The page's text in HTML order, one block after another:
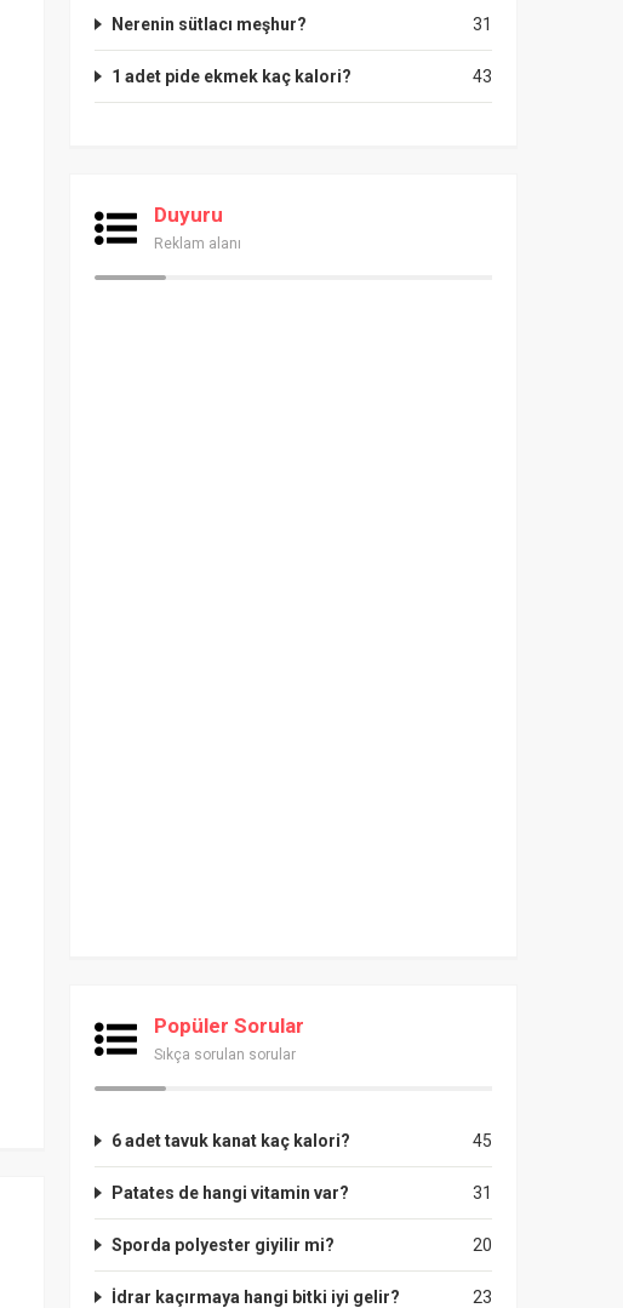
31
Nerenin sütlacı meşhur?
43
1 adet pide ekmek kaç kalori?
Duyuru
Reklam alanı
Popüler Sorular
Sıkça sorulan sorular
45
6 adet tavuk kanat kaç kalori?
31
Patates de hangi vitamin var?
20
Sporda polyester giyilir mi?
23
İdrar kaçırmaya hangi bitki iyi gelir?